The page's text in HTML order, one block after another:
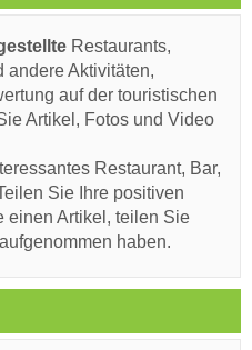
ein paar
Wolken
klarer Himmel
klarer Himmel
Restaurants,
andere Aktivitäten,
auf der touristischen
Artikel, Fotos und Video
Restaurant, Bar,
Sie Ihre positiven
einen Artikel, teilen Sie
haben.